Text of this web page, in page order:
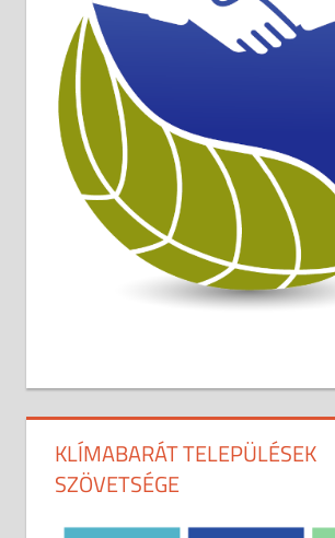
KLÍMABARÁT TELEPÜLÉSEK
SZÖVETSÉGE